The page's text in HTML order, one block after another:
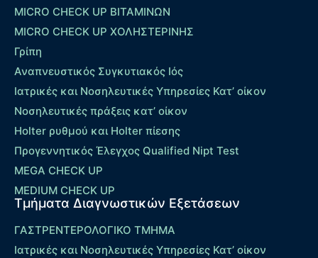
MICRO CHECK UP ΒΙΤΑΜΙΝΩΝ
MICRO CHECK UP ΧΟΛΗΣΤΕΡΙΝΗΣ
Γρίπη
Αναπνευστικός Συγκυτιακός Ιός
Ιατρικές και Νοσηλευτικές Υπηρεσίες Κατ’ οίκον
Νοσηλευτικές πράξεις κατ’ οίκον
Holter ρυθμού και Holter πίεσης
Προγεννητικός Έλεγχος Qualified Nipt Test
MEGA CHECK UP
MEDIUM CHECK UP
Τμήματα Διαγνωστικών Εξετάσεων
ΓΑΣΤΡΕΝΤΕΡΟΛΟΓΙΚΟ ΤΜΗΜΑ
Ιατρικές και Νοσηλευτικές Υπηρεσίες Κατ’ οίκον